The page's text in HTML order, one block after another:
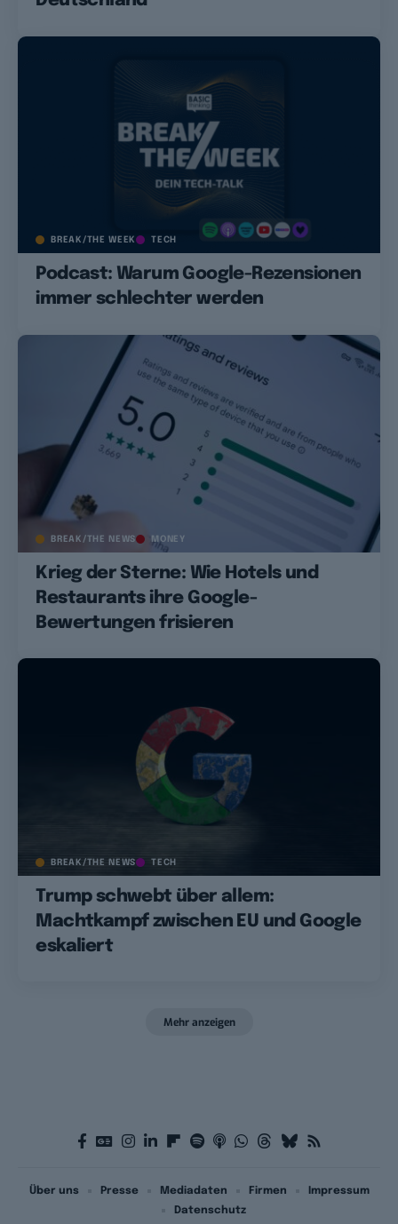
BREAK/THE WEEK TECH
Podcast: Warum Google-Rezensionen
immer schlechter werden
BREAK/THE NEWS MONEY
Krieg der Sterne: Wie Hotels und
Restaurants ihre Google-
Bewertungen frisieren
BREAK/THE NEWS TECH
Trump schwebt über allem:
Machtkampf zwischen EU und Google
eskaliert
Mehr anzeigen
Über uns Presse Mediadaten Firmen
Impressum
Datenschutz